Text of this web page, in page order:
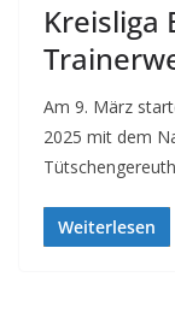
Kreisliga
Am 9. März
2025 mit dem
Weiterlesen